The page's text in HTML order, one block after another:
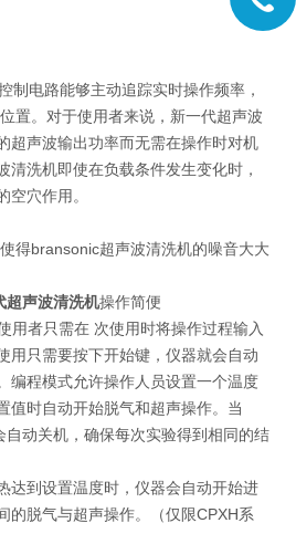
电路能够主动追踪实时操作频率，
置。对于使用者来说，新一代超声波
超声波输出功率而无需在操作时对机
清洗机即使在负载条件发生变化时，
空穴作用。
得bransonic超声波清洗机的噪音大大
超声波清洗机操作简便
用者只需在 次使用时将操作过程输入
用只需要按下开始键，仪器就会自动
编程模式允许操作人员设置一个温度
值时自动开始脱气和超声操作。当
自动关机，确保每次实验得到相同的结
达到设置温度时，仪器会自动开始进
的脱气与超声操作。（仅限CPXH系